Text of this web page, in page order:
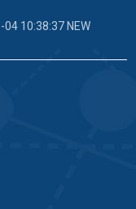
10:38:37 NEW